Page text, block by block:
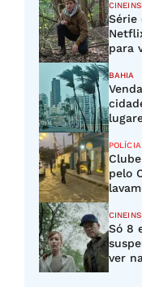
Série
para
BAHIA
POLÍCIA
pelo
Só 8
ver